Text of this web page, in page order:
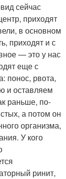
сейчас
приходят
в основном
приходят и с
— это у нас
еще с
понос, рвота,
и оставляем
раньше, по-
а потом он
организма,
У кого
ринит,